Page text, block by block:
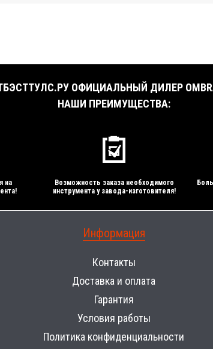
ОФИЦИАЛЬНЫЙ ДИЛЕР
НАШИ ПРЕИМУЩЕСТВА:
на
Возможность заказа необходимого
инструмента у завода-изготовителя!
Информация
Контакты
Доставка и оплата
Гарантия
Условия работы
Политика конфиденциальности